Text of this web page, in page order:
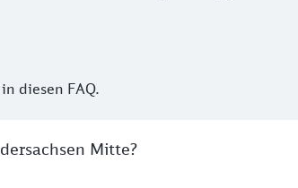
diesen FAQ.
Mitte?